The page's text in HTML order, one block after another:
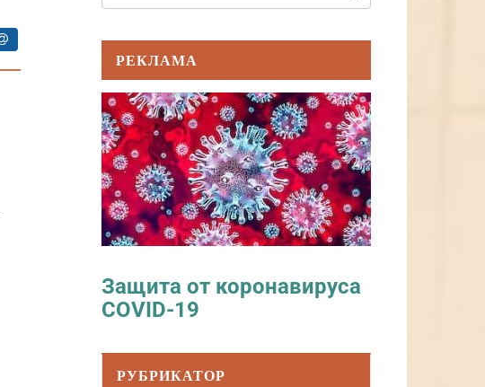
РЕКЛАМА
Защита от коронавируса
COVID-19
РУБРИКАТОР